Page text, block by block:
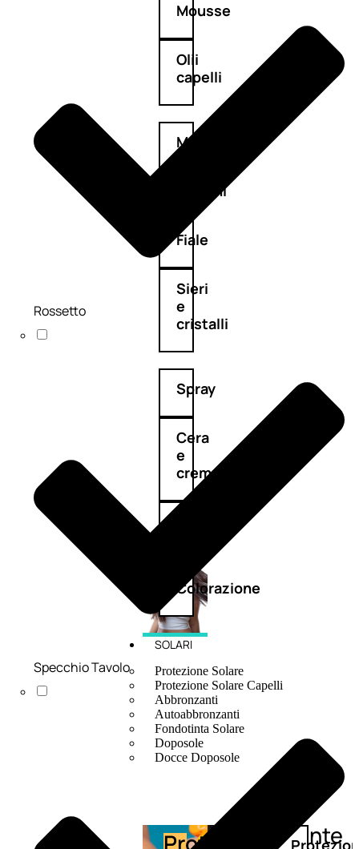
Mousse
Olii
capelli
Maschere
Lozioni
Fiale
Sieri
e
cristalli
Spray
Cera
e
crema
Colorazione
SOLARI
Protezione Solare
Protezione Solare Capelli
Abbronzanti
Autoabbronzanti
Fondotinta Solare
Doposole
Docce Doposole
Abbronzante
Rossetto
Specchio Tavolo